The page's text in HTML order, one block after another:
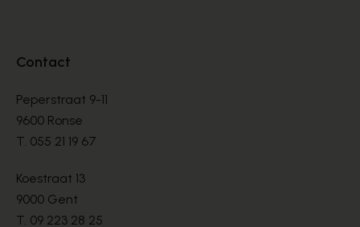
Contact
Peperstraat 9-11
9600 Ronse
T. 055 21 19 67
Koestraat 13
9000 Gent
T. 09 223 28 25